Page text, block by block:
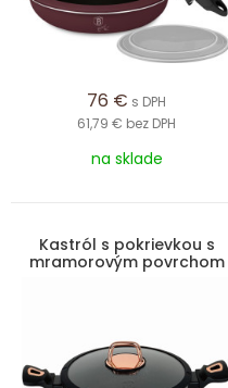
76 € s DPH
61,79 € bez DPH
na sklade
Kastról s pokrievkou s
mramorovým povrchom